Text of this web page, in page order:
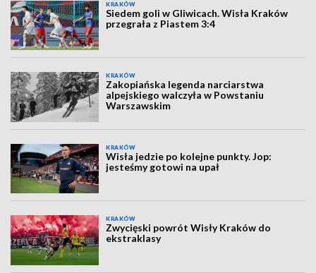
KRAKÓW
Siedem goli w Gliwicach. Wisła Kraków
przegrała z Piastem 3:4
KRAKÓW
Zakopiańska legenda narciarstwa
alpejskiego walczyła w Powstaniu
Warszawskim
KRAKÓW
Wisła jedzie po kolejne punkty. Jop:
jesteśmy gotowi na upał
KRAKÓW
Zwycięski powrót Wisły Kraków do
ekstraklasy